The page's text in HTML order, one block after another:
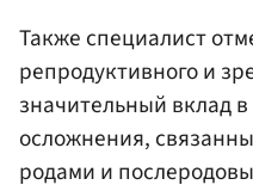
Также специалист
репродуктивного и
значительный вклад
осложнения,
родами и